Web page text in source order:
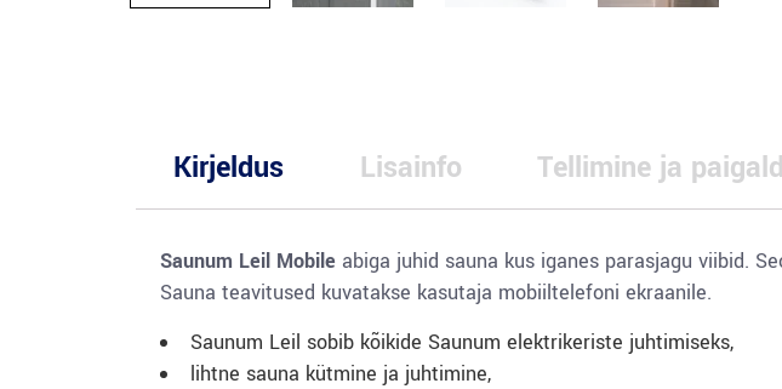
Kirjeldus Lisainfo Tellimine ja
Saunum Leil Mobile abiga juhid sauna kus iganes parasjagu viibid.
Sauna teavitused kuvatakse kasutaja mobiiltelefoni ekraanile.
Saunum Leil sobib kõikide Saunum elektrikeriste juhtimiseks,
lihtne sauna kütmine ja juhtimine,